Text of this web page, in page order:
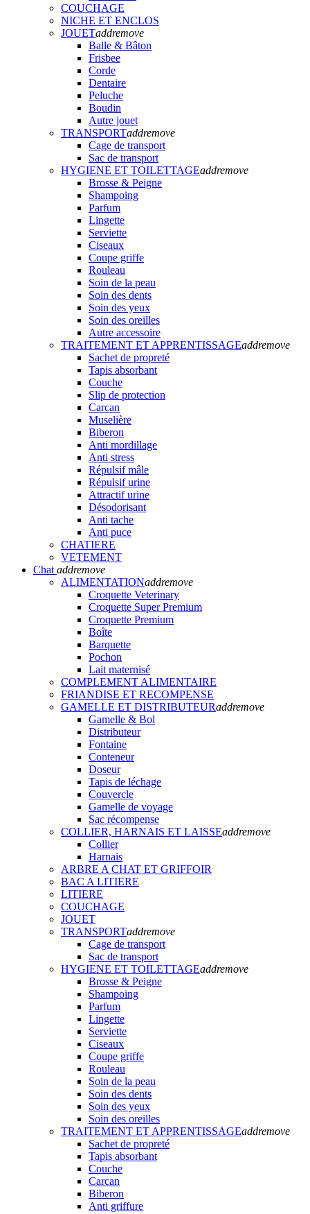
COUCHAGE
NICHE ET ENCLOS
JOUETaddremove
Balle & Bâton
Frisbee
Corde
Dentaire
Peluche
Boudin
Autre jouet
TRANSPORTaddremove
Cage de transport
Sac de transport
HYGIENE ET TOILETTAGEaddremove
Brosse & Peigne
Shampoing
Parfum
Lingette
Serviette
Ciseaux
Coupe griffe
Rouleau
Soin de la peau
Soin des dents
Soin des yeux
Soin des oreilles
Autre accessoire
TRAITEMENT ET APPRENTISSAGEaddremove
Sachet de propreté
Tapis absorbant
Couche
Slip de protection
Carcan
Muselière
Biberon
Anti mordillage
Anti stress
Répulsif mâle
Répulsif urine
Attractif urine
Désodorisant
Anti tache
Anti puce
CHATIERE
VETEMENT
Chat addremove
ALIMENTATIONaddremove
Croquette Veterinary
Croquette Super Premium
Croquette Premium
Boîte
Barquette
Pochon
Lait maternisé
COMPLEMENT ALIMENTAIRE
FRIANDISE ET RECOMPENSE
GAMELLE ET DISTRIBUTEURaddremove
Gamelle & Bol
Distributeur
Fontaine
Conteneur
Doseur
Tapis de léchage
Couvercle
Gamelle de voyage
Sac récompense
COLLIER, HARNAIS ET LAISSEaddremove
Collier
Harnais
ARBRE A CHAT ET GRIFFOIR
BAC A LITIERE
LITIERE
COUCHAGE
JOUET
TRANSPORTaddremove
Cage de transport
Sac de transport
HYGIENE ET TOILETTAGEaddremove
Brosse & Peigne
Shampoing
Parfum
Lingette
Serviette
Ciseaux
Coupe griffe
Rouleau
Soin de la peau
Soin des dents
Soin des yeux
Soin des oreilles
TRAITEMENT ET APPRENTISSAGEaddremove
Sachet de propreté
Tapis absorbant
Couche
Carcan
Biberon
Anti griffure